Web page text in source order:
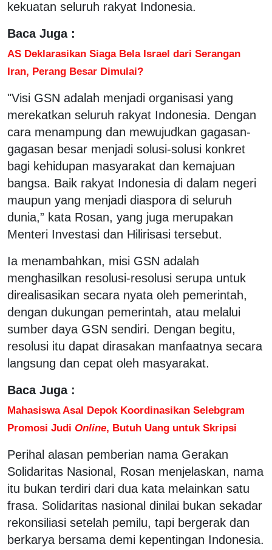
kekuatan seluruh rakyat Indonesia.
Baca Juga :
AS Deklarasikan Siaga Bela Israel dari Serangan
Iran, Perang Besar Dimulai?
"Visi GSN adalah menjadi organisasi yang
merekatkan seluruh rakyat Indonesia. Dengan
cara menampung dan mewujudkan gagasan-
gagasan besar menjadi solusi-solusi konkret
bagi kehidupan masyarakat dan kemajuan
bangsa. Baik rakyat Indonesia di dalam negeri
maupun yang menjadi diaspora di seluruh
dunia,” kata Rosan, yang juga merupakan
Menteri Investasi dan Hilirisasi tersebut.
Ia menambahkan, misi GSN adalah
menghasilkan resolusi-resolusi serupa untuk
direalisasikan secara nyata oleh pemerintah,
dengan dukungan pemerintah, atau melalui
sumber daya GSN sendiri. Dengan begitu,
resolusi itu dapat dirasakan manfaatnya secara
langsung dan cepat oleh masyarakat.
Baca Juga :
Mahasiswa Asal Depok Koordinasikan Selebgram
Promosi Judi Online, Butuh Uang untuk Skripsi
Perihal alasan pemberian nama Gerakan
Solidaritas Nasional, Rosan menjelaskan, nama
itu bukan terdiri dari dua kata melainkan satu
frasa. Solidaritas nasional dinilai bukan sekadar
rekonsiliasi setelah pemilu, tapi bergerak dan
berkarya bersama demi kepentingan Indonesia.